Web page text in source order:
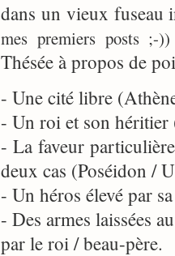
dans un vieux
mes premiers posts ;-))
Thésée à propos de
- Une cité libre
- Un roi et son héritier
- La faveur
deux cas (Poséidon /
- Un héros élevé par
- Des armes laissées
par le roi / beau-père.